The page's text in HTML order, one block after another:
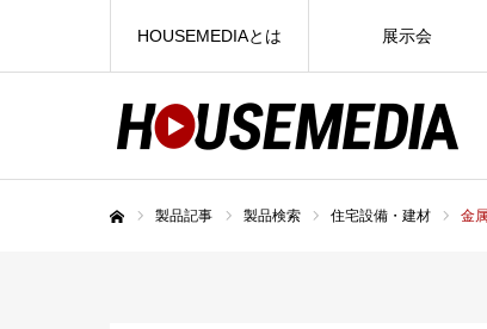
HOUSEMEDIAとは 展示会
製品記事 製品検索 住宅設備・建材 金